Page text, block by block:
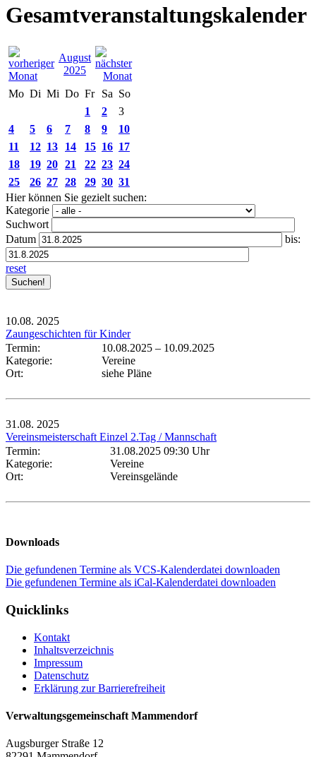
Gesamtveranstaltungskalender
August
2025
Mo Di Mi Do Fr Sa So
1
2
3
4
5 6 7 8 9
10
11
12 13 14 15 16 17
18
19 20 21 22 23 24
25
26 27 28 29 30 31
Hier können Sie gezielt suchen:
Kategorie
Suchwort
Datum
bis:
reset
10.08. 2025
Zaungeschichten für Kinder
Termin:
10.08.2025 – 10.09.2025
Kategorie:
Vereine
Ort:
siehe Pläne
31.08. 2025
Vereinsmeisterschaft Einzel 2.Tag / Mannschaft
Termin:
31.08.2025 09:30 Uhr
Kategorie:
Vereine
Ort:
Vereinsgelände
Downloads
Die gefundenen Termine als VCS-Kalenderdatei downloaden
Die gefundenen Termine als iCal-Kalenderdatei downloaden
Quicklinks
Kontakt
Inhaltsverzeichnis
Impressum
Datenschutz
Erklärung zur Barrierefreiheit
Verwaltungsgemeinschaft Mammendorf
Augsburger Straße 12